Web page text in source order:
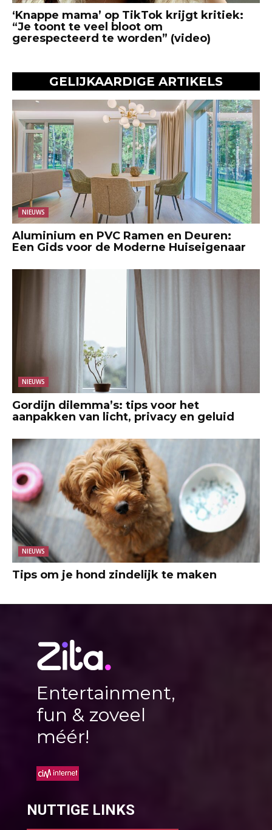
‘Knappe mama’ op TikTok krijgt kritiek:
“Je toont te veel bloot om
gerespecteerd te worden” (video)
GELIJKAARDIGE ARTIKELS
NIEUWS
Aluminium en PVC Ramen en Deuren:
Een Gids voor de Moderne Huiseigenaar
NIEUWS
Gordijn dilemma’s: tips voor het
aanpakken van licht, privacy en geluid
NIEUWS
Tips om je hond zindelijk te maken
Entertainment,
fun & zoveel
méér!
NUTTIGE LINKS